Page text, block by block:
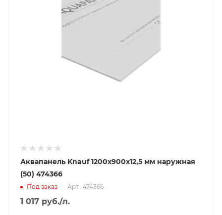
Аквапанель Knauf 1200х900х12,5 мм наружная
(50) 474366
Под заказ Арт.: 474366
1 017 руб./л.